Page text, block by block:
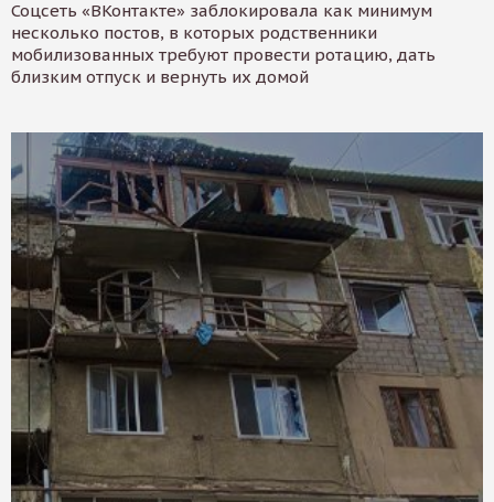
Соцсеть «ВКонтакте» заблокировала как минимум
несколько постов, в которых родственники
мобилизованных требуют провести ротацию, дать
близким отпуск и вернуть их домой